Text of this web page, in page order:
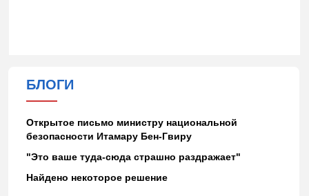
БЛОГИ
Открытое письмо министру национальной
безопасности Итамару Бен-Гвиру
"Это ваше туда-сюда страшно раздражает"
Найдено некоторое решение